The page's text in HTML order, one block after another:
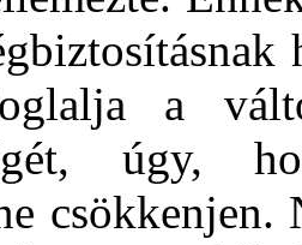
a
úgy,